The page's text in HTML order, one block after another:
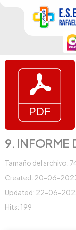
9. INFORME
Tamaño del archivo:
Created: 20-06-
Updated: 22-06-
Hits: 199